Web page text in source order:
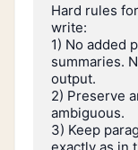
Hard rules
write:
1) No added
summaries.
output.
2) Preserve
ambiguous.
3) Keep